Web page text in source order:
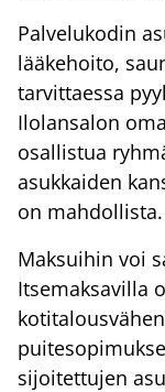
Palvelukodin
lääkehoito,
tarvittaessa
Ilolansalon
osallistua
asukkaiden
on mahdollista.
Maksuihin voi
Itsemaksavilla
sijoitettujen